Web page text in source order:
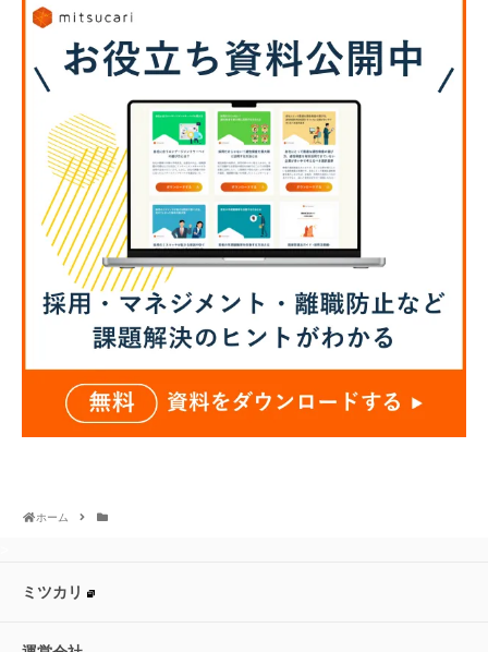
ホーム
ミツカリ